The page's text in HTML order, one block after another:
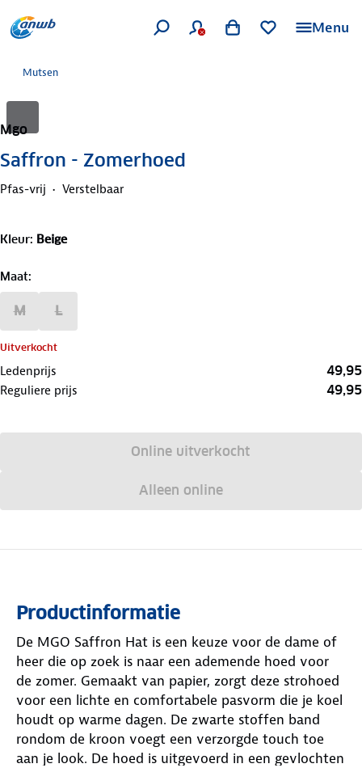
Menu
Mutsen
Mgo
Saffron - Zomerhoed
Pfas-vrij Verstelbaar
Kleur: Beige
Maat:
M L
Uitverkocht
Ledenprijs 49,95
Reguliere prijs 49,95
Online uitverkocht
Alleen online
Productinformatie
De MGO Saffron Hat is een keuze voor de dame of
heer die op zoek is naar een ademende hoed voor
de zomer. Gemaakt van papier, zorgt deze strohoed
voor een lichte en comfortabele pasvorm die je koel
houdt op warme dagen. De zwarte stoffen band
rondom de kroon voegt een verzorgde touch toe
aan je look. De hoed is uitgevoerd in een gevlochten